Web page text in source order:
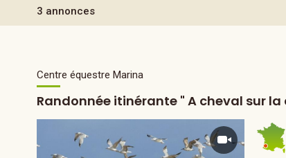
3 annonces
Centre équestre Marina
Randonnée itinérante " A cheval sur